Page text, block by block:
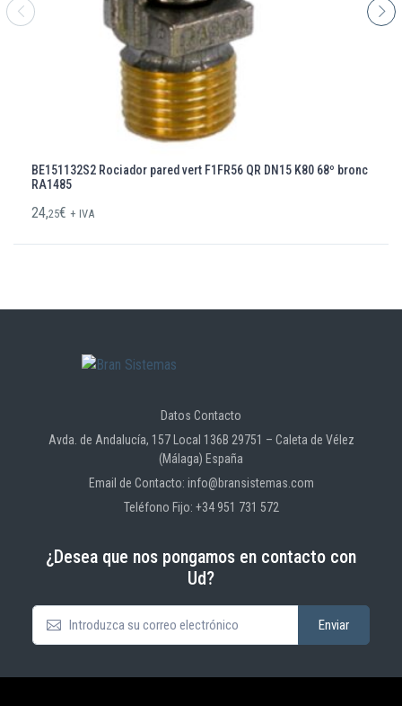
BE151132S2 Rociador pared vert F1FR56 QR DN15 K80 68º bronc
RA1485
24,25€ + IVA
Datos Contacto
Avda. de Andalucía, 157 Local 136B 29751 – Caleta de Vélez
(Málaga) España
Email de Contacto: info@bransistemas.com
Teléfono Fijo: +34 951 731 572
¿Desea que nos pongamos en contacto con
Ud?